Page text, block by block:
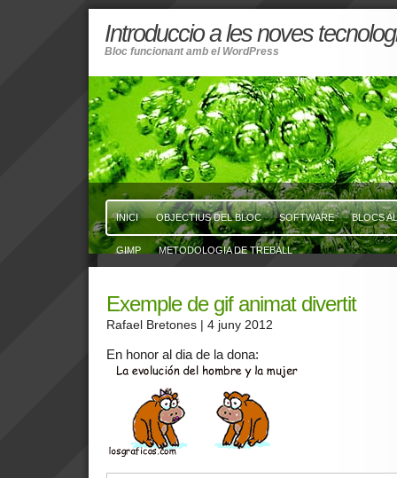
Introduccio a les noves
Bloc funcionant amb el WordPress
INICI OBJECTIUS DEL BLOC SOFTWARE BLOCS
GIMP METODOLOGIA DE TREBALL
Exemple de gif animat divertit
Rafael Bretones | 4 juny 2012
En honor al dia de la dona: